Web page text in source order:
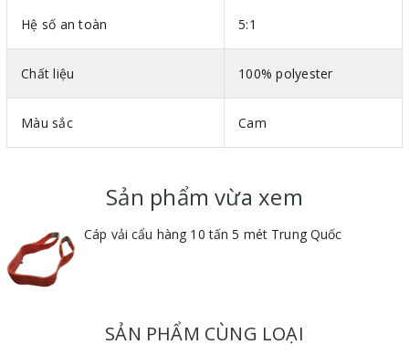
Trung Quốc
Thông số kỹ thuật cáp vải bản dẹt Trung Quốc
Mã màu theo tiêu chuẩn DIN-EN 1492-1
Bản rộng : Mỗi 25mm ứng với tải trọng 1 tấn
Hệ số an toàn 5:1
Chất liệu 100% polyester
Màu sắc Cam
Sản phẩm vừa xem
Cáp vải cẩu hàng 10 tấn 5 mét Trung Quốc
SẢN PHẨM CÙNG LOẠI